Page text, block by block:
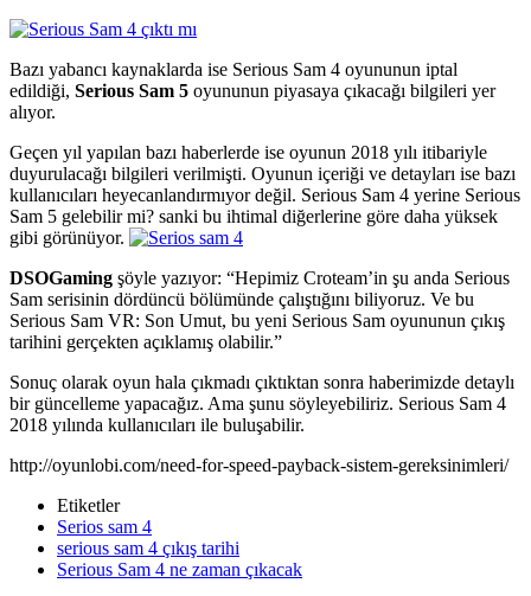
Bazı yabancı kaynaklarda ise Serious Sam 4 oyununun iptal
edildiği, Serious Sam 5 oyununun piyasaya çıkacağı bilgileri yer
alıyor.
Geçen yıl yapılan bazı haberlerde ise oyunun 2018 yılı itibariyle
duyurulacağı bilgileri verilmişti. Oyunun içeriği ve detayları ise bazı
kullanıcıları heyecanlandırmıyor değil. Serious Sam 4 yerine Serious
Sam 5 gelebilir mi? sanki bu ihtimal diğerlerine göre daha yüksek
gibi görünüyor.
DSOGaming şöyle yazıyor: “Hepimiz Croteam’in şu anda Serious
Sam serisinin dördüncü bölümünde çalıştığını biliyoruz. Ve bu
Serious Sam VR: Son Umut, bu yeni Serious Sam oyununun çıkış
tarihini gerçekten açıklamış olabilir.”
Sonuç olarak oyun hala çıkmadı çıktıktan sonra haberimizde detaylı
bir güncelleme yapacağız. Ama şunu söyleyebiliriz. Serious Sam 4
2018 yılında kullanıcıları ile buluşabilir.
http://oyunlobi.com/need-for-speed-payback-sistem-gereksinimleri/
Etiketler
Serios sam 4
serious sam 4 çıkış tarihi
Serious Sam 4 ne zaman çıkacak